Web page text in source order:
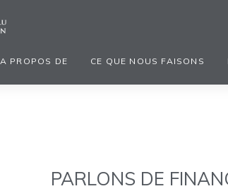
A PROPOS DE CE QUE NOUS FAISONS
PARLONS DE